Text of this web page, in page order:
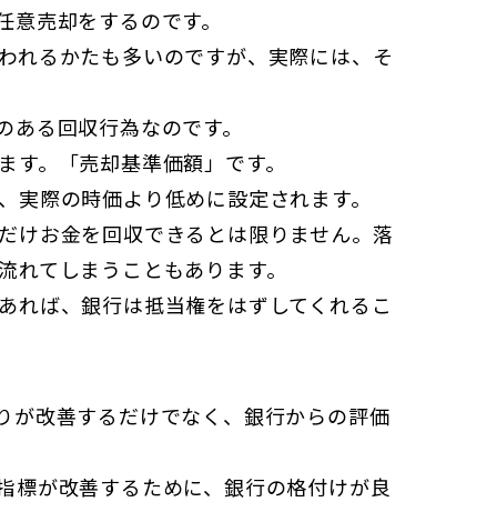
売却をするのです。
れるかたも多いのですが、実際には、そ
る回収行為なのです。
。「売却基準価額」です。
際の時価より低めに設定されます。
けお金を回収できるとは限りません。落
てしまうこともあります。
れば、銀行は抵当権をはずしてくれるこ
が改善するだけでなく、銀行からの評価
標が改善するために、銀行の格付けが良